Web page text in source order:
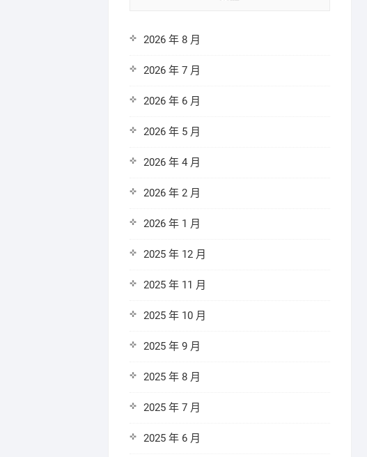
2026 年 8 月
2026 年 7 月
2026 年 6 月
2026 年 5 月
2026 年 4 月
2026 年 2 月
2026 年 1 月
2025 年 12 月
2025 年 11 月
2025 年 10 月
2025 年 9 月
2025 年 8 月
2025 年 7 月
2025 年 6 月